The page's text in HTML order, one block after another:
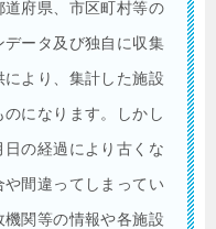
府県、市区町村等の
ータ及び独自に収集
より、集計した施設
になります。しかし
の経過により古くな
間違ってしまってい
関等の情報や各施設